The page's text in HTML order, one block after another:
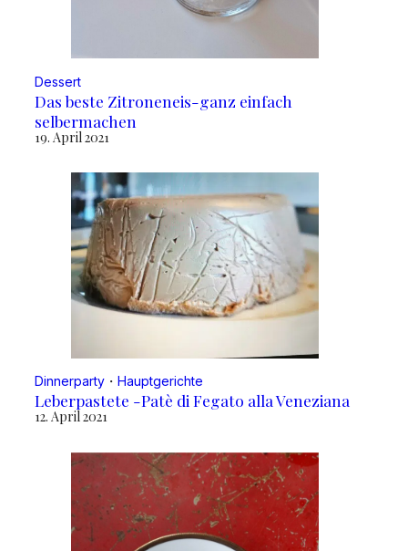
Dessert
Das beste Zitroneneis-ganz einfach
selbermachen
19. April 2021
Dinnerparty ・ Hauptgerichte
Leberpastete -Patè di Fegato alla Veneziana
12. April 2021